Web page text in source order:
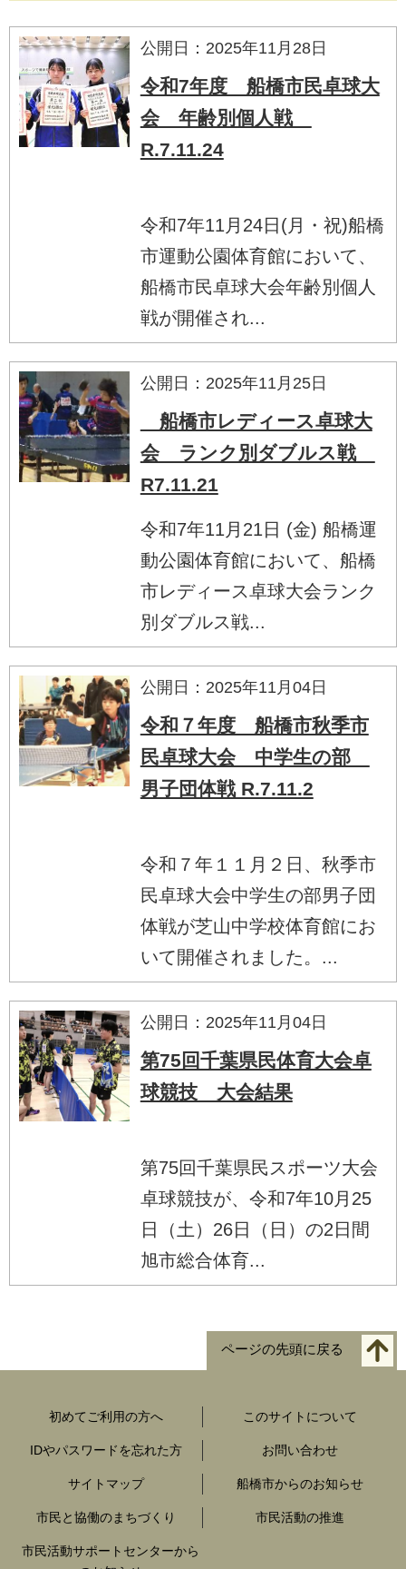
公開日：2025年11月28日
令和7年度 船橋市民卓球大
会 年齢別個人戦
R.7.11.24
令和7年11月24日(月・祝)船橋
市運動公園体育館において、
船橋市民卓球大会年齢別個人
戦が開催され...
公開日：2025年11月25日
船橋市レディース卓球大
会 ランク別ダブルス戦
R7.11.21
令和7年11月21日 (金) 船橋運
動公園体育館において、船橋
市レディース卓球大会ランク
別ダブルス戦...
公開日：2025年11月04日
令和７年度 船橋市秋季市
民卓球大会 中学生の部
男子団体戦 R.7.11.2
令和７年１１月２日、秋季市
民卓球大会中学生の部男子団
体戦が芝山中学校体育館にお
いて開催されました。...
公開日：2025年11月04日
第75回千葉県民体育大会卓
球競技 大会結果
第75回千葉県民スポーツ大会
卓球競技が、令和7年10月25
日（土）26日（日）の2日間
旭市総合体育...
ページの先頭に戻る
初めてご利用の方へ このサイトについて
IDやパスワードを忘れた方 お問い合わせ
サイトマップ 船橋市からのお知らせ
市民と協働のまちづくり 市民活動の推進
市民活動サポートセンターから